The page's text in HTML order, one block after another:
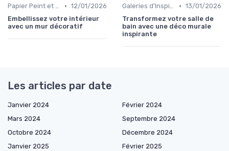
Papier Peint et Revêtements Muraux • 12/01/2026
Embellissez votre intérieur
avec un mur décoratif
Galeries d'Inspiration • 13/01/2026
Transformez votre salle de
bain avec une déco murale
inspirante
Les articles par date
Janvier 2024
Février 2024
Mars 2024
Septembre 2024
Octobre 2024
Décembre 2024
Janvier 2025
Février 2025